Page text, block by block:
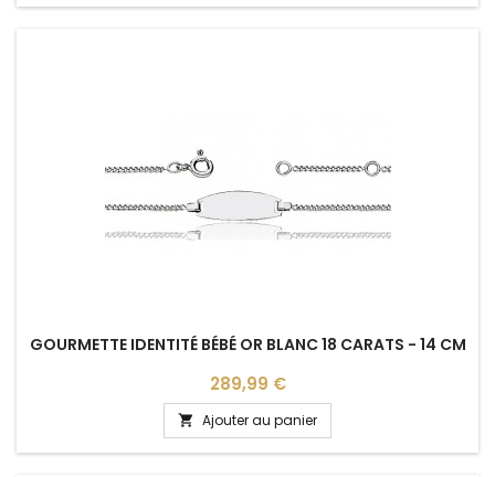
GOURMETTE IDENTITÉ BÉBÉ OR BLANC 18 CARATS - 14 CM
Prix
289,99 €
 Ajouter au panier